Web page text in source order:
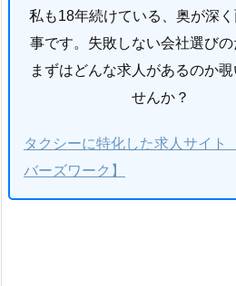
私も18年続けている、奥が深
事です。失敗しない会社選びの
まずはどんな求人があるのか覗
せんか？
タクシーに特化した求人サイト
バーズワーク】